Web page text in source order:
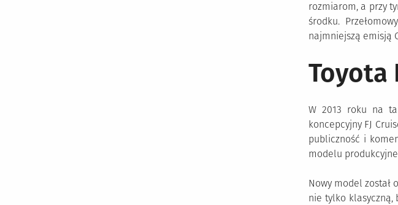
rozmiarom, a przy
środku.
najmniejszą emisją
Toyota
W 2013 roku na
koncepcyjny FJ
publiczność i
modelu
Nowy model został
nie tylko klasyczną,